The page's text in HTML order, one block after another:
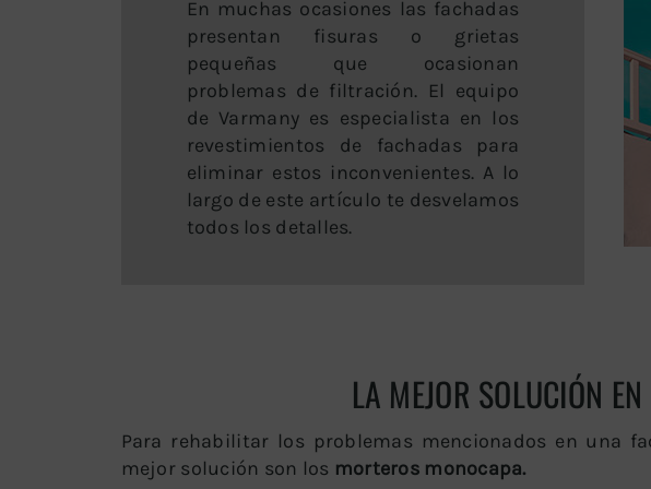
En muchas ocasiones las fachadas
presentan fisuras o grietas
pequeñas que ocasionan
problemas de filtración. El equipo
de Varmany es especialista en los
revestimientos de fachadas para
eliminar estos inconvenientes. A lo
largo de este artículo te desvelamos
todos los detalles.
LA MEJOR SOLUCIÓN
Para rehabilitar los problemas mencionados en una
mejor solución son los morteros monocapa.